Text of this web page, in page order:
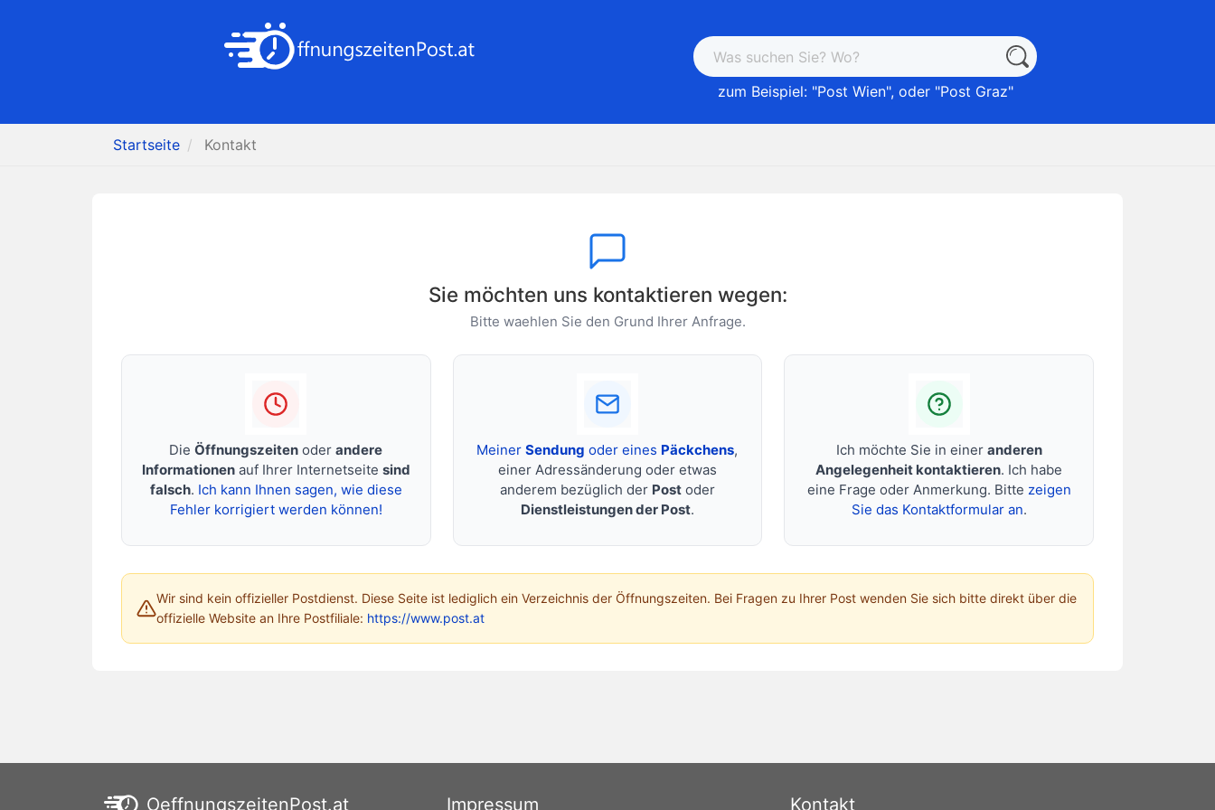
zum Beispiel: "Post Wien", oder "Post Graz"
Startseite Kontakt
Sie möchten uns kontaktieren wegen:
Bitte waehlen Sie den Grund Ihrer Anfrage.
DieÖffnungszeiten oderandere
Informationenauf Ihrer Internetseite sind
falsch. Ich kann Ihnen sagen, wie diese
Fehler korrigiert werden können!
MeinerSendung oder eines Päckchens,
einer Adressänderung oder etwas
anderem bezüglich der Postoder
Dienstleistungen der Post.
Ich möchte Sie in einer anderen
Angelegenheit kontaktieren. Ich habe
eine Frage oder Anmerkung. Bitte zeigen
Sie das Kontaktformular an.
Wir sind kein offizieller Postdienst. Diese Seite ist lediglich ein Verzeichnis der Öffnungszeiten. Bei Fragen zu Ihrer Post wenden Sie sich bitte direkt über die
offizielle Website an Ihre Postfiliale: https://www.post.at
OeffnungszeitenPost.at Impressum Kontakt